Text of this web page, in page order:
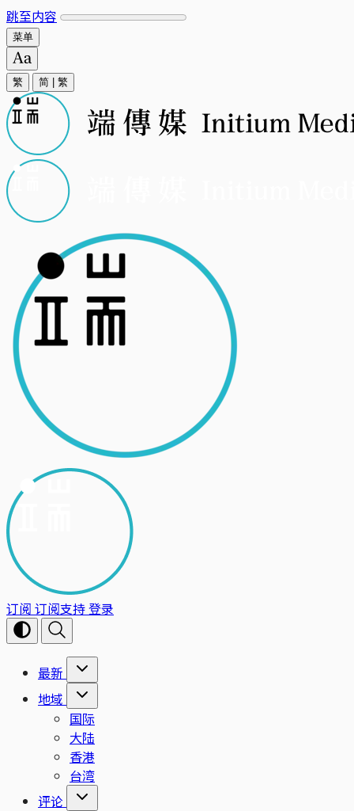
跳至内容
菜单
繁 简 繁
订阅 订阅支持登录
最新
地域
国际
大陆
香港
台湾
评论